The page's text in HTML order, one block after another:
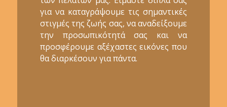
για να καταγράψουμε τις σημαντικές
στιγμές της ζωής σας, να αναδείξουμε
την προσωπικότητά σας και να
προσφέρουμε αξέχαστες εικόνες που
θα διαρκέσουν για πάντα.